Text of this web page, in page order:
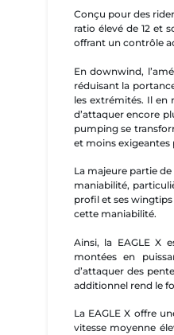
Conçu pour des
ratio élevé de 12 et
offrant un contrôle
En downwind,
réduisant la
les extrémités. Il en
d’attaquer encore
pumping se
et moins exigeantes
La majeure partie
maniabilité,
profil et ses
cette maniabilité.
Ainsi, la EAGLE X
montées en
d’attaquer des
additionnel rend le
La EAGLE X offre
vitesse moyenne